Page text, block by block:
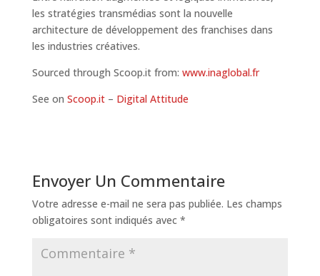
les stratégies transmédias sont la nouvelle
architecture de développement des franchises dans
les industries créatives.
Sourced through Scoop.it from: www.inaglobal.fr
See on Scoop.it– Digital Attitude
Envoyer Un Commentaire
Votre adresse e-mail ne sera pas publiée. Les champs
obligatoires sont indiqués avec *